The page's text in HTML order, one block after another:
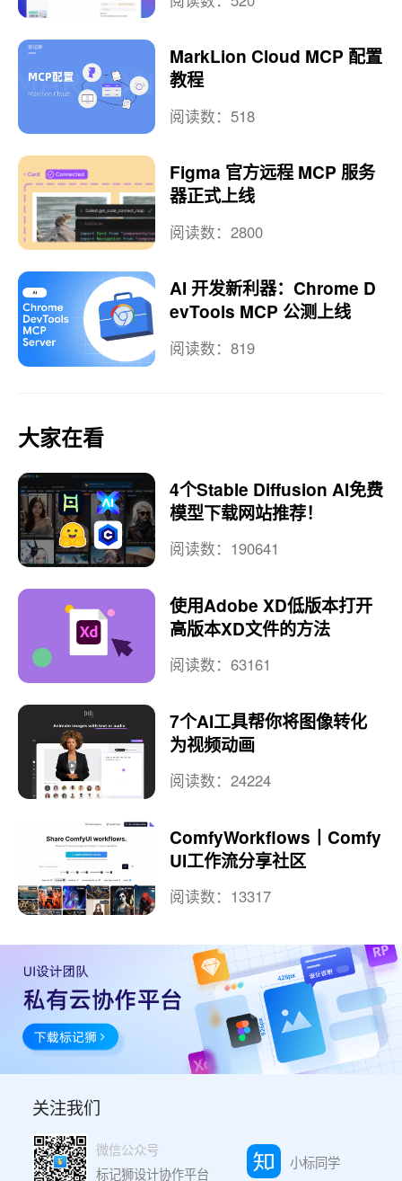
MarkLion Cloud MCP 配置
教程
阅读数：518
Figma 官方远程 MCP 服务
器正式上线
阅读数：2800
AI 开发新利器：Chrome D
evTools MCP 公测上线
阅读数：819
大家在看
4个Stable Diffusion AI免费
模型下载网站推荐！
阅读数：190641
使用Adobe XD低版本打开
高版本XD文件的方法
阅读数：63161
7个AI工具帮你将图像转化
为视频动画
阅读数：24224
ComfyWorkflows丨Comfy
UI工作流分享社区
阅读数：13317
关注我们
微信公众号
标记狮设计协作平台
小标同学